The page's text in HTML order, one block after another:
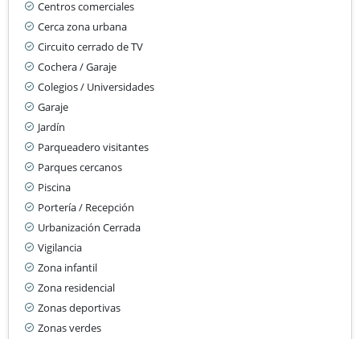
Centros comerciales
Cerca zona urbana
Circuito cerrado de TV
Cochera / Garaje
Colegios / Universidades
Garaje
Jardín
Parqueadero visitantes
Parques cercanos
Piscina
Portería / Recepción
Urbanización Cerrada
Vigilancia
Zona infantil
Zona residencial
Zonas deportivas
Zonas verdes